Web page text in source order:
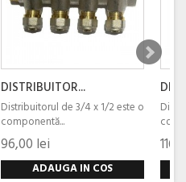
DISTRIBUITOR...
Distribuitorul de 3/4 x 1/2 este o
componentă...
96,00 lei
ADAUGA IN COS